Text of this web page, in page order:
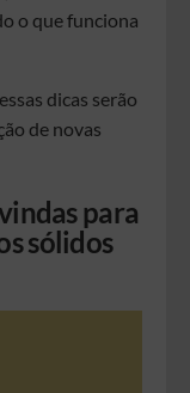
o que funciona
dicas serão
de novas
para
sólidos